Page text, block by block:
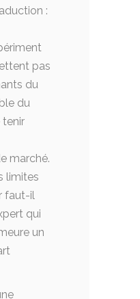
:
pas
du
du
marché.
limites
faut-il
qui
un